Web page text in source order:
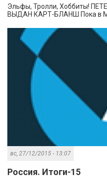
Эльфы, Тролли, Хоббиты!
ВЫДАН КАРТ-БЛАНШ Пока в
вс, 27/12/2015 - 13:07
Россия. Итоги-15